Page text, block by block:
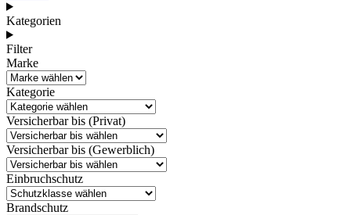
Kategorien
Filter
Marke
Kategorie
Versicherbar bis (Privat)
Versicherbar bis (Gewerblich)
Einbruchschutz
Brandschutz